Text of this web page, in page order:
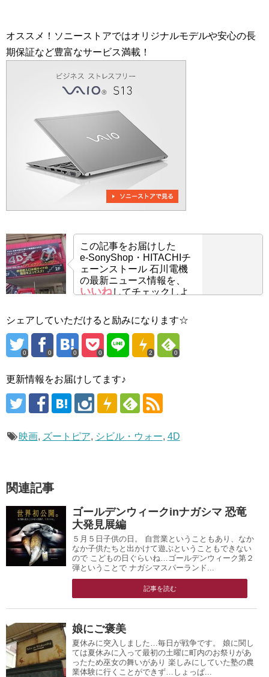
オススメ！ソニーストアではオリジナルモデルや安心の長
期保証など豊富なサービス満載！
この記事をお届けした
e-SonyShop・HITACHIチ
ェーンストール 石川電機
の最新ニュース情報を、
いいねしてチェックしよ
シェアしていただけると励みになります☆
0 0 0 0 2 0
更新情報をお届けしてます♪
映画, ズートピア, シビル・ウォー, 4D
関連記事
ゴールデンウィークinナガシマ 恐竜
大発見展編
５月５日子供の日。 自営業ということもあり、なか
なか子供たちと出かけて遊ぶということもできない
ので こどもの日ぐらいね…ゴールデンウィーク第２
弾ということで ナガシマスパーランド...
記事を読む
娘にご褒美
夏休みに突入しました…毎日が戦争です。 娘に関し
ては夏休みに入って最初の土曜に町内のお祭りがあ
ったため巫女の舞いがあり 楽しみにしていた塾の農
業体験に行くことができず…しょっぱ...